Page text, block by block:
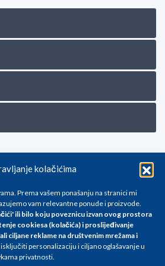
kolačićima
Prema vašem ponašanju na stranici mi
vam relevantne ponude i proizvode.
ili bilo koju poveznicu izvan ovog prostora
cookiesa (kolačića) i proslijeđivanje
ciljane reklame na društvenim mrežama i
personalizaciju i ciljano oglašavanje u
privatnosti.
u ponudi obratite nam se na
su informativnog karaktera i podložne su
u Eurima i uključuju PDV. Sve